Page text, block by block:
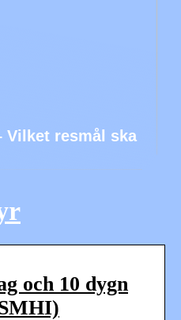
Vilket resmål ska
och 10 dygn